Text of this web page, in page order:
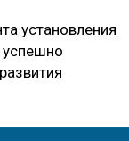
установления
успешно